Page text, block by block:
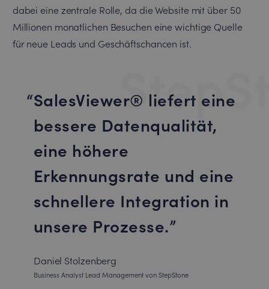
dabei eine zentrale Rolle, da die Website mit über 50
Millionen monatlichen Besuchen eine wichtige Quelle
für neue Leads und Geschäftschancen ist.
SalesViewer® liefert eine
bessere Datenqualität,
eine höhere
Erkennungsrate und eine
schnellere Integration in
unsere Prozesse.
Daniel Stolzenberg
Business Analyst Lead Management von StepStone